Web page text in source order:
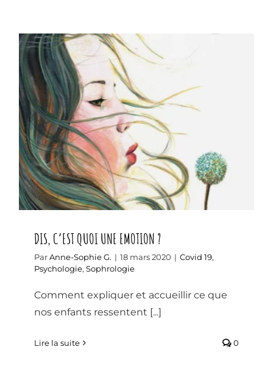
DIS, C’EST QUOI UNE EMOTION ?
DIS, C’EST QUOI UNE EMOTION ?
ParAnne-Sophie G. | 18 mars 2020 | Covid 19,
Psychologie, Sophrologie
Comment expliquer et accueillir ce que
nos enfants ressentent [...]
Lire la suite 0